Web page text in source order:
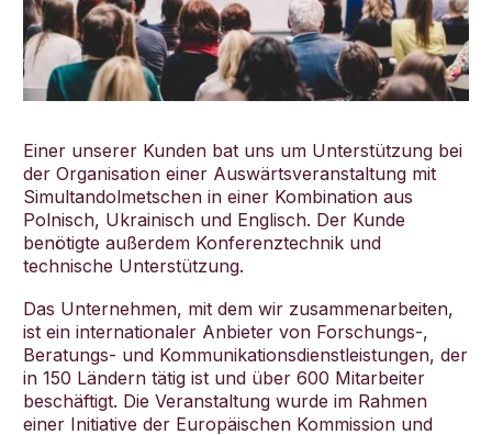
Einer unserer Kunden bat uns um Unterstützung bei
der Organisation einer Auswärtsveranstaltung mit
Simultandolmetschen in einer Kombination aus
Polnisch, Ukrainisch und Englisch. Der Kunde
benötigte außerdem Konferenztechnik und
technische Unterstützung.
Das Unternehmen, mit dem wir zusammenarbeiten,
ist ein internationaler Anbieter von Forschungs-,
Beratungs- und Kommunikationsdienstleistungen, der
in 150 Ländern tätig ist und über 600 Mitarbeiter
beschäftigt. Die Veranstaltung wurde im Rahmen
einer Initiative der Europäischen Kommission und